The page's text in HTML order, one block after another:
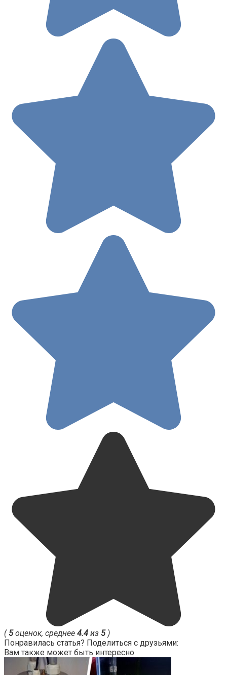
( 5оценок, среднее 4.4 из 5)
Понравилась статья? Поделиться с друзьями:
Вам также может быть интересно